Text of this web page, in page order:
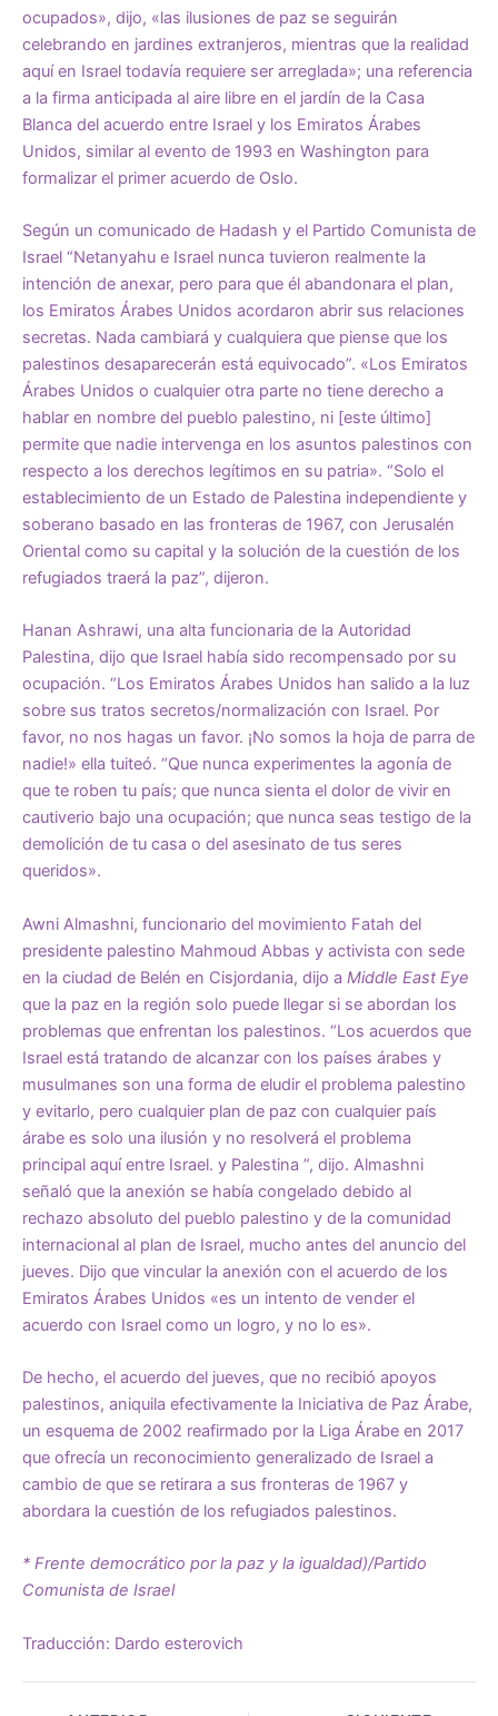
ocupados», dijo, «las ilusiones de paz se seguirán
celebrando en jardines extranjeros, mientras que la realidad
aquí en Israel todavía requiere ser arreglada»; una referencia
a la firma anticipada al aire libre en el jardín de la Casa
Blanca del acuerdo entre Israel y los Emiratos Árabes
Unidos, similar al evento de 1993 en Washington para
formalizar el primer acuerdo de Oslo.
Según un comunicado de Hadash y el Partido Comunista de
Israel “Netanyahu e Israel nunca tuvieron realmente la
intención de anexar, pero para que él abandonara el plan,
los Emiratos Árabes Unidos acordaron abrir sus relaciones
secretas. Nada cambiará y cualquiera que piense que los
palestinos desaparecerán está equivocado”. «Los Emiratos
Árabes Unidos o cualquier otra parte no tiene derecho a
hablar en nombre del pueblo palestino, ni [este último]
permite que nadie intervenga en los asuntos palestinos con
respecto a los derechos legítimos en su patria». “Solo el
establecimiento de un Estado de Palestina independiente y
soberano basado en las fronteras de 1967, con Jerusalén
Oriental como su capital y la solución de la cuestión de los
refugiados traerá la paz”, dijeron.
Hanan Ashrawi, una alta funcionaria de la Autoridad
Palestina, dijo que Israel había sido recompensado por su
ocupación. “Los Emiratos Árabes Unidos han salido a la luz
sobre sus tratos secretos/normalización con Israel. Por
favor, no nos hagas un favor. ¡No somos la hoja de parra de
nadie!» ella tuiteó. “Que nunca experimentes la agonía de
que te roben tu país; que nunca sienta el dolor de vivir en
cautiverio bajo una ocupación; que nunca seas testigo de la
demolición de tu casa o del asesinato de tus seres
queridos».
Awni Almashni, funcionario del movimiento Fatah del
presidente palestino Mahmoud Abbas y activista con sede
en la ciudad de Belén en Cisjordania, dijo a Middle East Eye
que la paz en la región solo puede llegar si se abordan los
problemas que enfrentan los palestinos. “Los acuerdos que
Israel está tratando de alcanzar con los países árabes y
musulmanes son una forma de eludir el problema palestino
y evitarlo, pero cualquier plan de paz con cualquier país
árabe es solo una ilusión y no resolverá el problema
principal aquí entre Israel. y Palestina ”, dijo. Almashni
señaló que la anexión se había congelado debido al
rechazo absoluto del pueblo palestino y de la comunidad
internacional al plan de Israel, mucho antes del anuncio del
jueves. Dijo que vincular la anexión con el acuerdo de los
Emiratos Árabes Unidos «es un intento de vender el
acuerdo con Israel como un logro, y no lo es».
De hecho, el acuerdo del jueves, que no recibió apoyos
palestinos, aniquila efectivamente la Iniciativa de Paz Árabe,
un esquema de 2002 reafirmado por la Liga Árabe en 2017
que ofrecía un reconocimiento generalizado de Israel a
cambio de que se retirara a sus fronteras de 1967 y
abordara la cuestión de los refugiados palestinos.
* Frente democrático por la paz y la igualdad)/Partido
Comunista de Israel
Traducción: Dardo esterovich